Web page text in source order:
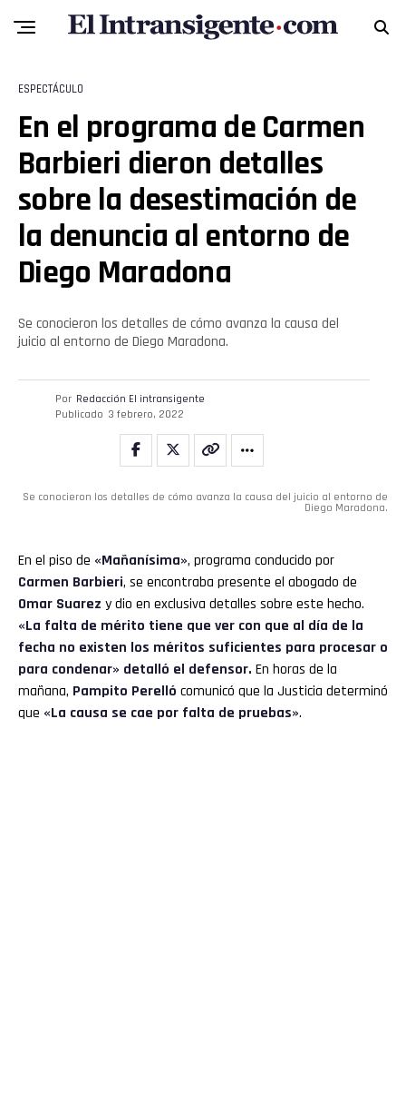
ESPECTÁCULO
En el programa de Carmen
Barbieri dieron detalles
sobre la desestimación de
la denuncia al entorno de
Diego Maradona
Se conocieron los detalles de cómo avanza la causa del
juicio al entorno de Diego Maradona.
Por Redacción El intransigente
Publicado 3 febrero, 2022
Se conocieron los detalles de cómo avanza la causa del juicio al entorno de
Diego Maradona.
En el piso de «Mañanísima», programa conducido por
Carmen Barbieri, se encontraba presente el abogado de
Omar Suarez y dio en exclusiva detalles sobre este hecho.
«La falta de mérito tiene que ver con que al día de la
fecha no existen los méritos suficientes para procesar o
para condenar» detalló el defensor. En horas de la
mañana, Pampito Perelló comunicó que la Justicia determinó
que «La causa se cae por falta de pruebas».